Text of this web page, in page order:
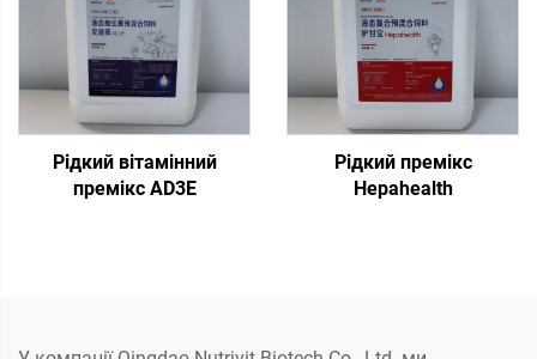
Рідкий вітамінний
премікс AD3E
Рідкий премікс
Hepahealth